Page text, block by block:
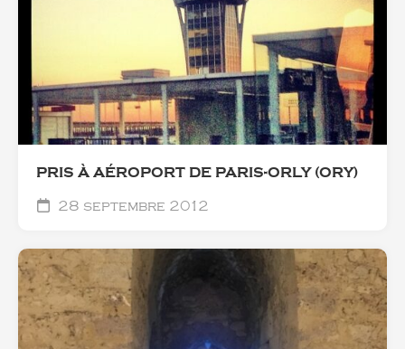
PRIS À AÉROPORT DE PARIS-ORLY (ORY)
28 septembre 2012